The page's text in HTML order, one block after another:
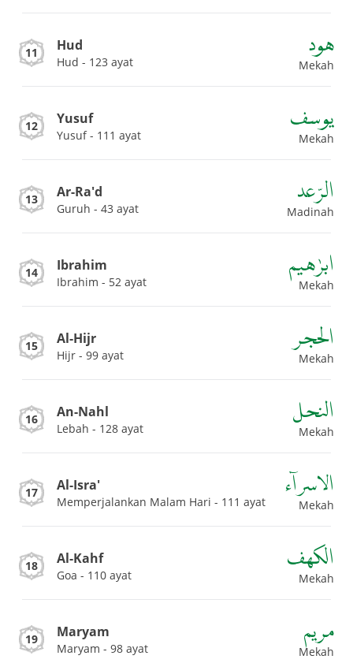
11 Hud
Hud - 123 ayat
هود
Mekah
12 Yusuf
Yusuf - 111 ayat
يوسف
Mekah
13 Ar-Ra'd
Guruh - 43 ayat
الرّعد
Madinah
14 Ibrahim
Ibrahim - 52 ayat
ابرٰهيم
Mekah
15 Al-Hijr
Hijr - 99 ayat
الحجر
Mekah
16 An-Nahl
Lebah - 128 ayat
النحل
Mekah
17 Al-Isra'
Memperjalankan Malam Hari - 111 ayat
الاسراۤء
Mekah
18 Al-Kahf
Goa - 110 ayat
الكهف
Mekah
19 Maryam
Maryam - 98 ayat
مريم
Mekah